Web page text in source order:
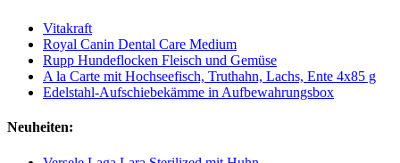
Vitakraft
Royal Canin Dental Care Medium
Rupp Hundeflocken Fleisch und Gemüse
A la Carte mit Hochseefisch, Truthahn, Lachs, Ente 4x85 g
Edelstahl-Aufschiebekämme in Aufbewahrungsbox
Neuheiten: